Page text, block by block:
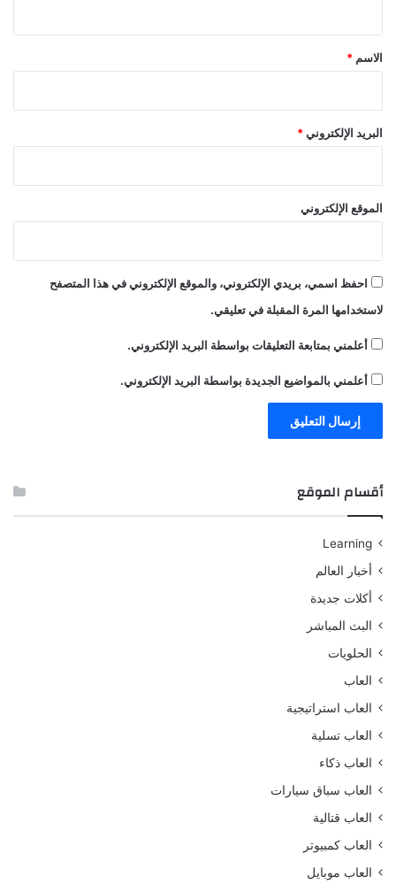
*
الاسم *
البريد الإلكتروني *
الموقع الإلكتروني
احفظ اسمي، بريدي الإلكتروني، والموقع الإلكتروني في هذا المتصفح
لاستخدامها المرة المقبلة في تعليقي.
أعلمني بمتابعة التعليقات بواسطة البريد الإلكتروني.
أعلمني بالمواضيع الجديدة بواسطة البريد الإلكتروني.
أقسام الموقع
Learning
أخبار العالم
أكلات جديدة
البث المباشر
الحلويات
العاب
العاب استراتيجية
العاب تسلية
العاب ذكاء
العاب سباق سيارات
العاب قتالية
العاب كمبيوتر
العاب موبايل